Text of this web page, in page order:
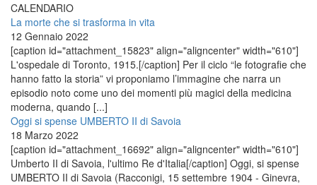
CALENDARIO
La morte che si trasforma in vita
12 Gennaio 2022
[caption id="attachment_15823" align="aligncenter" width="610"]
L'ospedale di Toronto, 1915.[/caption] Per il ciclo “le fotografie che
hanno fatto la storia” vi proponiamo l’immagine che narra un
episodio noto come uno dei momenti più magici della medicina
moderna, quando [...]
Oggi si spense UMBERTO II di Savoia
18 Marzo 2022
[caption id="attachment_16692" align="aligncenter" width="610"]
Umberto II di Savoia, l'ultimo Re d'Italia[/caption] Oggi, si spense
UMBERTO II di Savoia (Racconigi, 15 settembre 1904 - Ginevra,